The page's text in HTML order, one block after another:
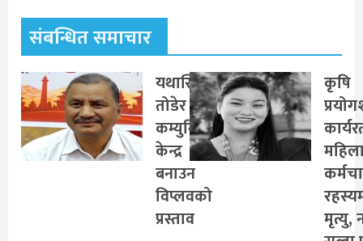
संबन्धित समाचार
यथास्थिति
तोडेर नयाँ
कम्युनिस्ट
केन्द्र
बनाउन
विप्लवको
प्रस्ताव
कृषि
मृत्यु,